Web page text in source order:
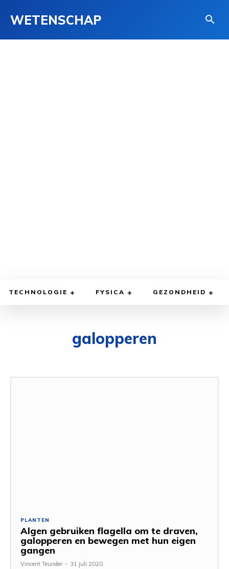
WETENSCHAP
TECHNOLOGIE FYSICA GEZONDHEID
galopperen
PLANTEN
Algen gebruiken flagella om te draven,
galopperen en bewegen met hun eigen
gangen
Vincent Teunder - 31 juli 2020